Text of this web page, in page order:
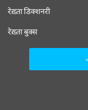
रेख़्ता डिक्शनरी
रेख़्ता बुक्स